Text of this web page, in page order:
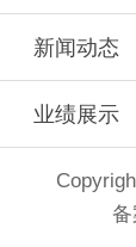
新闻动态
业绩展示
备